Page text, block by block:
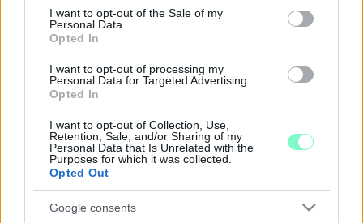
consent section.
I want to opt-out of the Sale of my
Personal Data.
Opted In
I want to opt-out of processing my
Personal Data for Targeted Advertising.
Opted In
I want to opt-out of Collection, Use,
Retention, Sale, and/or Sharing of my
Personal Data that Is Unrelated with the
Purposes for which it was collected.
Opted Out
Google consents
ÚGY TŰNIK, MÉGIS ÁTVENNÉ A GYŐRI
HULLADÉKTÁRSULÁS AZ ALFÖLDY
ALEXANDER-FÉLE HIBÁS HULLADÉKSZÁLLÍTÓ
SZALAGOT
2022. szeptember. 02. 10:47
Korábban még perelni akartak miatta, most ugyan kevesebb
pénzért, de inkább megtartanák a működő, de hibás szalagokat.
A VILÁG LEGEGYÉRTELMŰBB ADATIGÉNYLÉSE
KAPCSÁN TOVÁBB JÁTSSZA A HÜLYÉT SZABÓ
JENŐ GYŐRI KÉPVISELŐ
Egy egészen konkrét dokumentumot szeretnénk megkapni a